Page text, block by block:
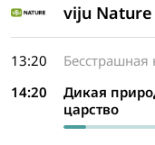
viju Nature
13:20
Бесстрашная
14:20
Дикая
царство